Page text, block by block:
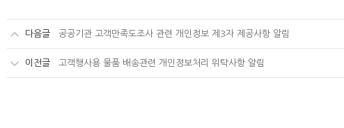
다음글 공공기관 고객만족도조사 관련 개인정보 제3자 제공사항 알림
이전글 고객행사용 물품 배송관련 개인정보처리 위탁사항 알림